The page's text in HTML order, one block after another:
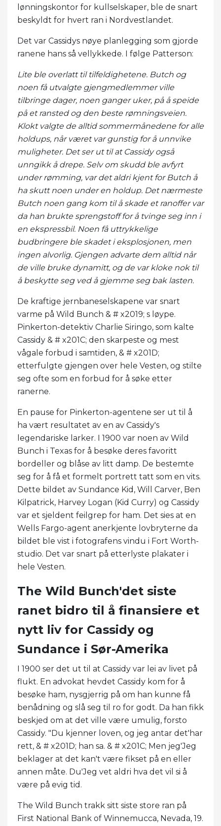
lønningskontor for kullselskaper, ble de snart
beskyldt for hvert ran i Nordvestlandet.
Det var Cassidys nøye planlegging som gjorde
ranene hans så vellykkede. I følge Patterson:
Lite ble overlatt til tilfeldighetene. Butch og
noen få utvalgte gjengmedlemmer ville
tilbringe dager, noen ganger uker, på å speide
på et ransted og den beste rømningsveien.
Klokt valgte de alltid sommermånedene for alle
holdups, når været var gunstig for å unnvike
muligheter. Det ser ut til at Cassidy også
unngikk å drepe. Selv om skudd ble avfyrt
under rømming, var det aldri kjent for Butch å
ha skutt noen under en holdup. Det nærmeste
Butch noen gang kom til å skade et ranoffer var
da han brukte sprengstoff for å tvinge seg inn i
en ekspressbil. Noen få uttrykkelige
budbringere ble skadet i eksplosjonen, men
ingen alvorlig. Gjengen advarte dem alltid når
de ville bruke dynamitt, og de var kloke nok til
å beskytte seg ved å gjemme seg bak lasten.
De kraftige jernbaneselskapene var snart
varme på Wild Bunch & # x2019; s løype.
Pinkerton-detektiv Charlie Siringo, som kalte
Cassidy & # x201C; den skarpeste og mest
vågale forbud i samtiden, & # x201D;
etterfulgte gjengen over hele Vesten, og stilte
seg ofte som en forbud for å søke etter
ranerne.
En pause for Pinkerton-agentene ser ut til å
ha vært resultatet av en av Cassidy's
legendariske larker. I 1900 var noen av Wild
Bunch i Texas for å besøke deres favoritt
bordeller og blåse av litt damp. De bestemte
seg for å få et formelt portrett tatt som en vits.
Dette bildet av Sundance Kid, Will Carver, Ben
Kilpatrick, Harvey Logan (Kid Curry) og Cassidy
var et sjeldent feilgrep for ham. Det sies at en
Wells Fargo-agent anerkjente lovbryterne da
bildet ble vist i fotografens vindu i Fort Worth-
studio. Det var snart på etterlyste plakater i
hele Vesten.
The Wild Bunch'det siste
ranet bidro til å finansiere et
nytt liv for Cassidy og
Sundance i Sør-Amerika
I 1900 ser det ut til at Cassidy var lei av livet på
flukt. En advokat hevdet Cassidy kom for å
besøke ham, nysgjerrig på om han kunne få
benådning og slå seg til ro for godt. Da han fikk
beskjed om at det ville være umulig, forsto
Cassidy. "Du kjenner loven, og jeg antar det'har
rett, & # x201D; han sa. & # x201C; Men jeg'Jeg
beklager at det kan't være fikset på en eller
annen måte. Du'Jeg vet aldri hva det vil si å
være på evig tid.
The Wild Bunch trakk sitt siste store ran på
First National Bank of Winnemucca, Nevada, 19.